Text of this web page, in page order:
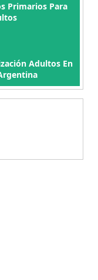
Primarios Para
Adultos En